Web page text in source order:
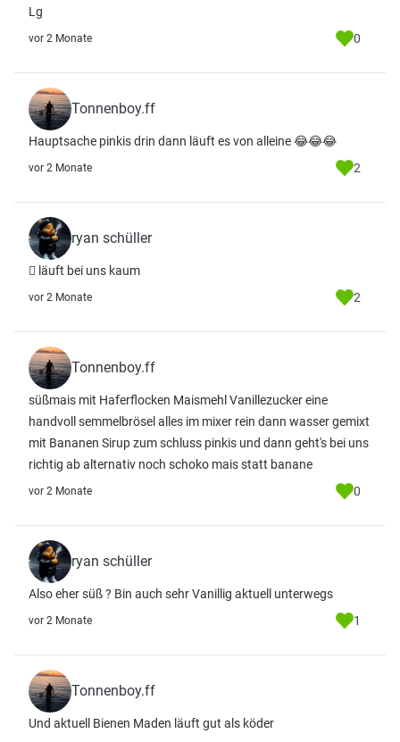
Lg
vor 2 Monate 0
Tonnenboy.ff
Hauptsache pinkis drin dann läuft es von alleine 😂😂😂
vor 2 Monate 2
ryan schüller
🫪 läuft bei uns kaum
vor 2 Monate 2
Tonnenboy.ff
süßmais mit Haferflocken Maismehl Vanillezucker eine
handvoll semmelbrösel alles im mixer rein dann wasser gemixt
mit Bananen Sirup zum schluss pinkis und dann geht's bei uns
richtig ab alternativ noch schoko mais statt banane
vor 2 Monate 0
ryan schüller
Also eher süß ? Bin auch sehr Vanillig aktuell unterwegs
vor 2 Monate 1
Tonnenboy.ff
Und aktuell Bienen Maden läuft gut als köder